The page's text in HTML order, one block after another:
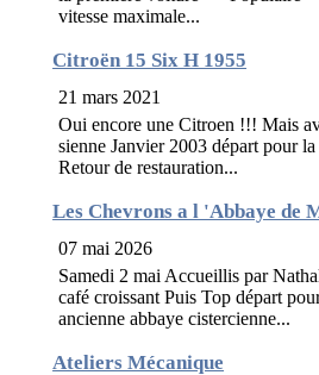
vitesse maximale...
Citroën 15 Six H 1955
21 mars 2021
Oui encore une Citroen !!! Mais
sienne Janvier 2003 départ pour
Retour de restauration...
Les Chevrons a l 'Abbaye de
07 mai 2026
Samedi 2 mai Accueillis par
café croissant Puis Top départ
ancienne abbaye cistercienne...
Ateliers Mécanique